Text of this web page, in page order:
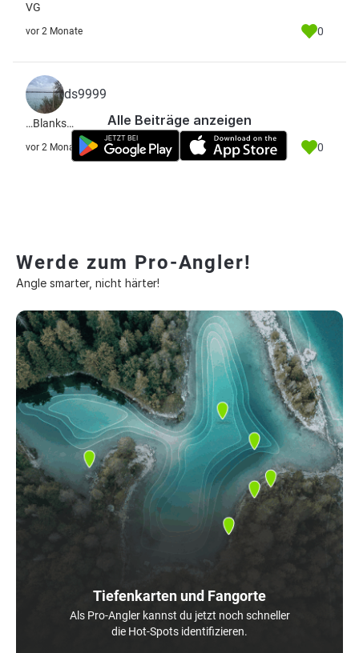
VG
vor 2 Monate 0
ds9999
…Blanks…
vor 2 Monate 0
Alle Beiträge anzeigen
Werde zum Pro-Angler!
Angle smarter, nicht härter!
Tiefenkarten und Fangorte
Als Pro-Angler kannst du jetzt noch schneller
die Hot-Spots identifizieren.